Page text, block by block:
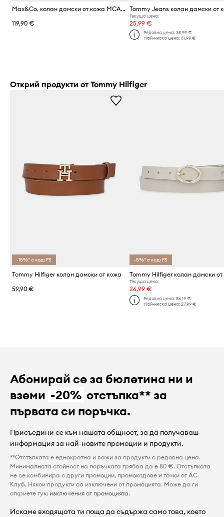
Max&Co. колан дамски от кожа MCASTEMMABELT
119,90 €
Tommy Jeans колан дамски от
Текуща цена:
25,99 €
Редовна цена: 38,99 €
Най-ниска цена: 31,99 €
Открий продукти от Tommy Hilfiger
-15%* с код: FS
Tommy Hilfiger колан дамски от кожа
59,90 €
-5%* с код: FS
Tommy Hilfiger колан дамски
Текуща цена:
26,99 €
Редовна цена: 56,19 €
Най-ниска цена: 27,99 €
Абонирай се за бюлетина ни и
вземи -20% отстъпка** за
първата си поръчка.
Присъедини се към нашата общност, за да получаваш
информация за най-новите промоции и продукти.
**Отстъпката е еднократна и важи за продукти с редовна цена.
Минималната стойност на поръчката трябва да е 80 €. Отстъпката
не се комбинира с други промоции, промокодове и точки от AC
Клуб. Някои продукти са изключени от промоцията. Може да ги
откриете тук: изключения от промоцията.
Искаме входящата ти поща да съдържа само това, което